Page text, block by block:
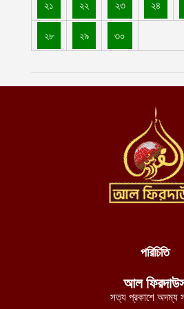
নিয়ে ধর্ষণ
আগস্ট ৪, ২০২৬
ইসলামিয়া জাতীয় প্রতিরক্ষা মন্ত্রণালয়
স্বাস্থ্যসেবার মানোন্নয়ন ও স্বনির্ভরতা
পরিকল্পনা গ্রহণ করছে ইমারাতে ইসলামিয়া
ভিডিও || ১১টি চীনা ও রুশ নির্মিত সাঁজোয়া
পুনরায় ব্যবহার উপযোগী করেছে ইমারাতে
২১ ২২ ২৩ ২৪
২৮ ২৯ ৩০
পরিচিতি
আল
সত্য প্রকাশে অদম্য